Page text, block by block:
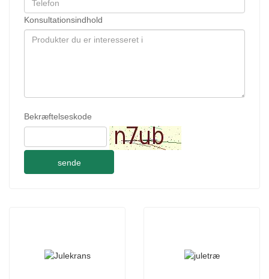
Konsultationsindhold
Bekræftelseskode
sende